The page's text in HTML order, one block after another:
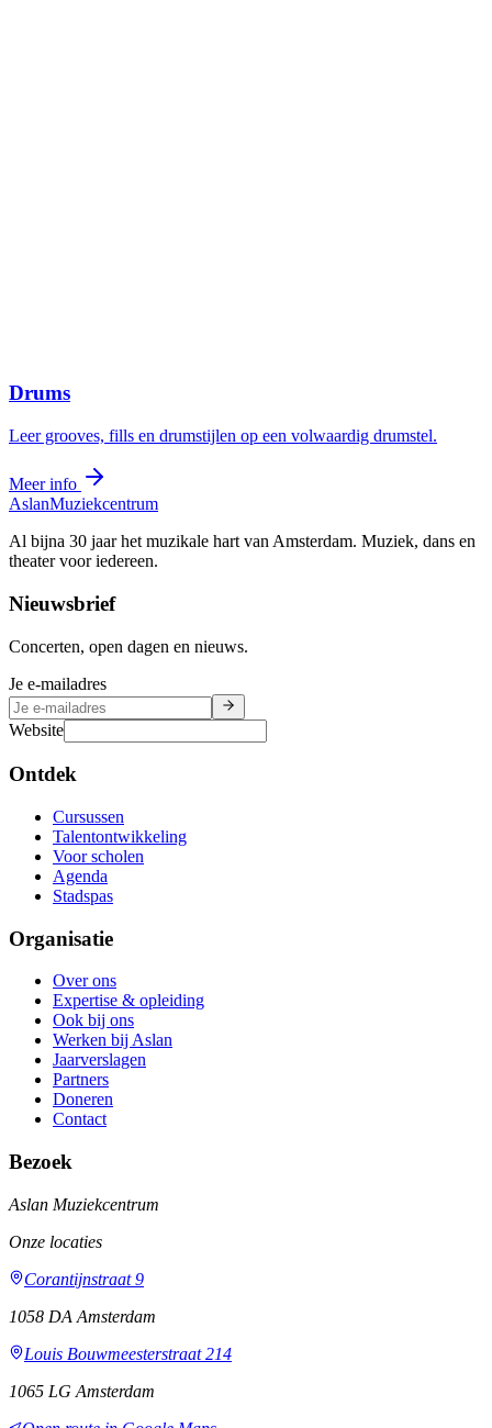
Drums
Leer grooves, fills en drumstijlen op een volwaardig drumstel.
Meer info
AslanMuziekcentrum
Al bijna 30 jaar het muzikale hart van Amsterdam. Muziek, dans en
theater voor iedereen.
Nieuwsbrief
Concerten, open dagen en nieuws.
Je e-mailadres
Website
Ontdek
Cursussen
Talentontwikkeling
Voor scholen
Agenda
Stadspas
Organisatie
Over ons
Expertise & opleiding
Ook bij ons
Werken bij Aslan
Jaarverslagen
Partners
Doneren
Contact
Bezoek
Aslan Muziekcentrum
Onze locaties
Corantijnstraat 9
1058 DA Amsterdam
Louis Bouwmeesterstraat 214
1065 LG Amsterdam